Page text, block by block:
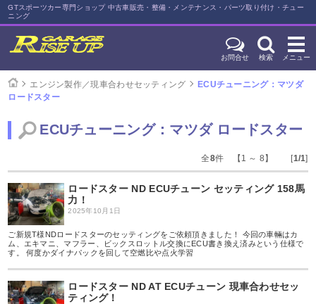
GTスポーツカー専門ショップ 中古車販売・整備・メンテナンス・パーツ取り付け・チュー
ニング
お問合せ 検索 メニュー
エンジン製作／現車合わせセッティング
ECUチューニング：マツダ
ロードスター
ECUチューニング：マツダ ロードスター
全8件 【1 ～ 8】 [1/1]
ロードスター ND ECUチューン セッティング 158馬
力！
2025年10月1日
ご新規T様NDロードスターのセッティングをご依頼頂きました！ 今回の車輛はカ
ム、エキマニ、マフラー、ビックスロットル交換にECU書き換え済みという仕様で
す。 何度かダイナパックを回して空燃比や点火学習
ロードスター ND AT ECUチューン 現車合わせセッ
ティング！